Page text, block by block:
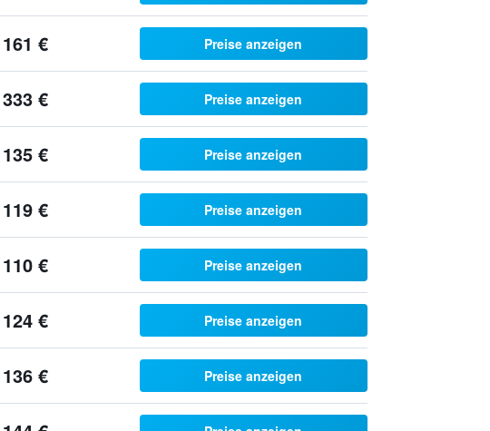
161 € Preise anzeigen
333 € Preise anzeigen
135 € Preise anzeigen
119 € Preise anzeigen
110 € Preise anzeigen
124 € Preise anzeigen
136 € Preise anzeigen